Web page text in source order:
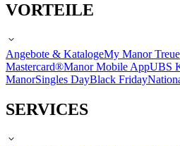
VORTEILE
Angebote & KatalogeMy Manor
Mastercard®Manor Mobile AppUBS
ManorSingles DayBlack Friday
SERVICES